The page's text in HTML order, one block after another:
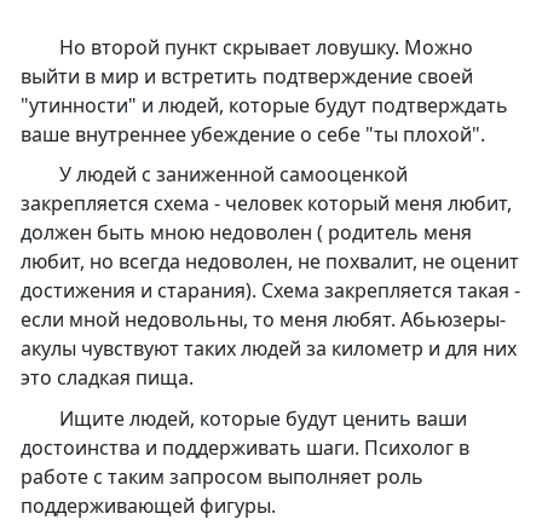
Но второй пункт скрывает ловушку. Можно
выйти в мир и встретить подтверждение своей
"утинности" и людей, которые будут подтверждать
ваше внутреннее убеждение о себе "ты плохой".
У людей с заниженной самооценкой
закрепляется схема - человек который меня любит,
должен быть мною недоволен ( родитель меня
любит, но всегда недоволен, не похвалит, не оценит
достижения и старания). Схема закрепляется такая -
если мной недовольны, то меня любят. Абьюзеры-
акулы чувствуют таких людей за километр и для них
это сладкая пища.
Ищите людей, которые будут ценить ваши
достоинства и поддерживать шаги. Психолог в
работе с таким запросом выполняет роль
поддерживающей фигуры.